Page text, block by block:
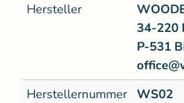
Hersteller
34-220
P-531
Herstellernummer
WS02